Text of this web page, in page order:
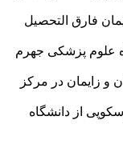
زایمان فارق التحصیل
دانشگاه علوم پزشکی جهرم
زنان و زایمان در مرکز
از دانشگاه